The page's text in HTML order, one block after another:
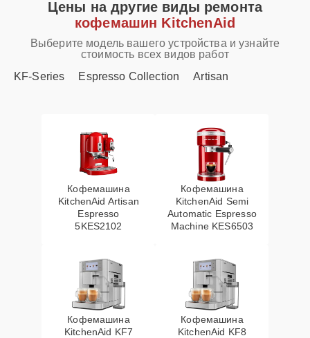
Цены на другие виды ремонта
кофемашин KitchenAid
Выберите модель вашего устройства и узнайте
стоимость всех видов работ
KF-Series
Espresso Collection Artisan
Кофемашина
KitchenAid Artisan
Espresso
5KES2102
Кофемашина
KitchenAid Semi
Automatic Espresso
Machine KES6503
Кофемашина
KitchenAid KF7
Кофемашина
KitchenAid KF8